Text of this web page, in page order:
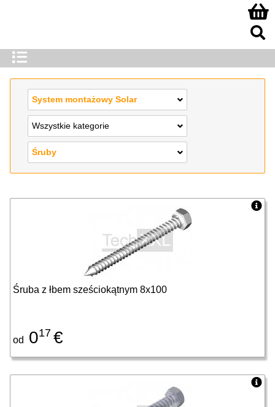
System montażowy Solar
Wszystkie kategorie
Śruby
Śruba z łbem sześciokątnym 8x100
od 017 €